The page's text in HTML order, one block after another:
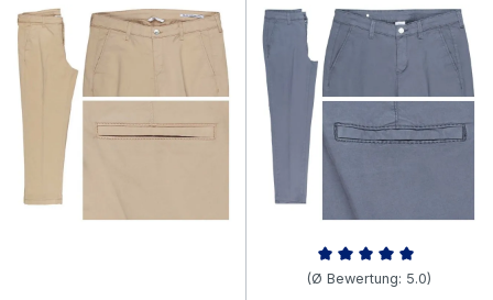
Durchschnittliche Bewertung
(Ø Bewertung: 5.0)